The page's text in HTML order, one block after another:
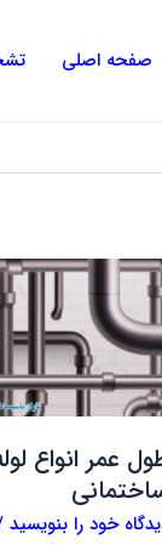
صفحه اصلی
عمر انواع
خود را بنویسید